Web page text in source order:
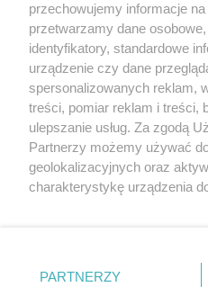
Odwiedź grupę na
Gdybym budował drugi raz -
przed budową
Forum Muratora
przechowujemy informacje
przetwarzamy dane
identyfikatory, standardowe
urządzenie czy dane
spersonalizowanych reklam,
treści, pomiar reklam i treści,
ulepszanie usług. Za zgodą
Partnerzy możemy używać
geolokalizacyjnych oraz
charakterystykę urządzenia
zmienić/wycofać klikając
PARTNERZY